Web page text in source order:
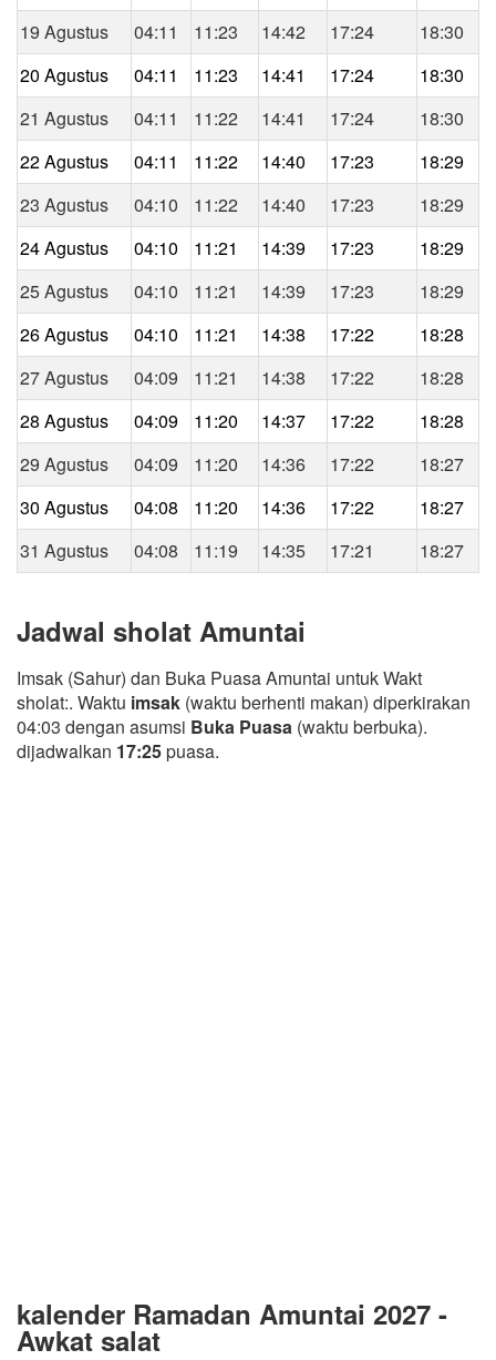
19 Agustus
04:11 11:23 14:42 17:24
18:30
20 Agustus
04:11 11:23 14:41 17:24
18:30
21 Agustus
04:11 11:22 14:41 17:24
18:30
22 Agustus
04:11 11:22 14:40 17:23
18:29
23 Agustus
04:10 11:22 14:40 17:23
18:29
24 Agustus
04:10 11:21 14:39 17:23
18:29
25 Agustus
04:10 11:21 14:39 17:23
18:29
26 Agustus
04:10 11:21 14:38 17:22
18:28
27 Agustus
04:09 11:21 14:38 17:22
18:28
28 Agustus
04:09 11:20 14:37 17:22
18:28
29 Agustus
04:09 11:20 14:36 17:22
18:27
30 Agustus
04:08 11:20 14:36 17:22
18:27
31 Agustus
04:08 11:19 14:35 17:21 18:27
Jadwal sholat Amuntai
Imsak (Sahur) dan Buka Puasa Amuntai untuk Wakt
sholat:. Waktu imsak (waktu berhenti makan) diperkirakan
04:03 dengan asumsi Buka Puasa (waktu berbuka).
dijadwalkan 17:25puasa.
kalender Ramadan Amuntai 2027 -
Awkat salat